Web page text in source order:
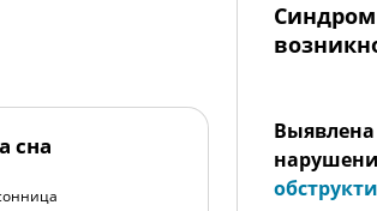
Синдром
сна